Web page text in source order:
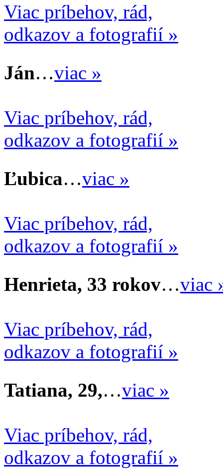
Viac príbehov, rád,
odkazov a fotografií »
Ján…viac »
Viac príbehov, rád,
odkazov a fotografií »
Ľubica…viac »
Viac príbehov, rád,
odkazov a fotografií »
Henrieta, 33 rokov…viac
Viac príbehov, rád,
odkazov a fotografií »
Tatiana, 29,…viac »
Viac príbehov, rád,
odkazov a fotografií »